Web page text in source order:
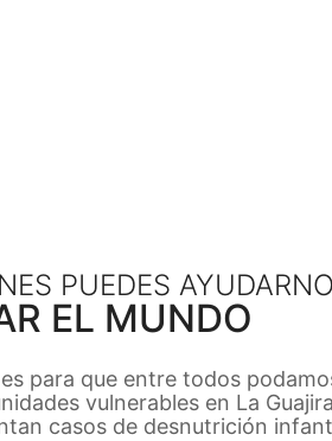
PUEDES
EL MUNDO
para que entre todos
vulnerables en La Guajira
casos de desnutrición